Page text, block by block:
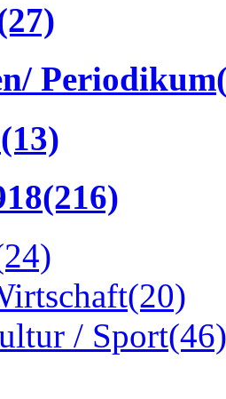
Periodikum
(13)
(216)
(20)
/ Sport(46)